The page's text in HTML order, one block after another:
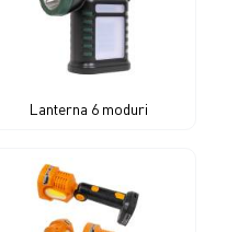
Lanterna 6 moduri